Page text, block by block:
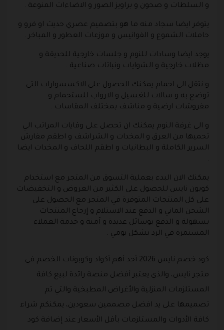
و السلطات و صحون و براويز الصور و الاضاءات المنوعة .
يتوفر ايضا سجاد منه ما هو بتصميم عصري حديث او فرو و
حاملات الشموع و الفوانيس و موزعات العطور و المباخر .
يوجد ايضا وسادات للنوم و جلسات خارجية للحديقة و
مظلات خارجية و الشوايات ونباتات صناعية .
و نتقل الى احمام يمكنك الحصول على الاكسسوارات التي
توضع به و سالات للغسيل و الارواب للستحمام و
مفروشات ارضية و مناشف بمختلف المقاسات .
و الى غرفة النوم يمكنك ان تحصل على وقايات المراتب الي
تحميها من العرق و المخدات و الشراشف و اطقم مفارش
السرير الكاملة و البطانيات و اطقم اللحاف و المخدات ايضا
.
يمكنك الان البدء بعملية التسوق من المتجر مع استخدام
كوبون نايس للحصول على الكثير من العروض و التخفيضات
على كل المنتجات المتوفرة في المتجر مع الحصول على
الشحن الماني و الدفع عند الاستلام و إرجاع المنتجات
بسهولة و الدفع بوسائل عديدة و آمنة و خدمة العملاء
المستمرة في الرد بشكل يومي .
كود خصم نايس 2026 أحد أهم أكواد وكوبونات الخصم في
متجر نايس، والذي يعتبر أفضل منصة رائدة لبيع كافة
المستلزمات المنزلية والأغراض المطبخية والتي تم
تصميمها على يد افضل مصممين سعودين، يمكنكم شراء
كافة الأدوات والمستلزمات بأقل الأسعار عند إضافة كود